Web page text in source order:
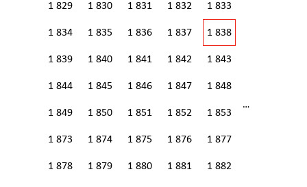
1 829 1 830 1 831 1 832 1 833
1 834 1 835 1 836 1 837 1 838
1 839 1 840 1 841 1 842 1 843
1 844 1 845 1 846 1 847 1 848
1 849 1 850 1 851 1 852 1 853
…
1 873 1 874 1 875 1 876 1 877
1 878 1 879 1 880 1 881 1 882